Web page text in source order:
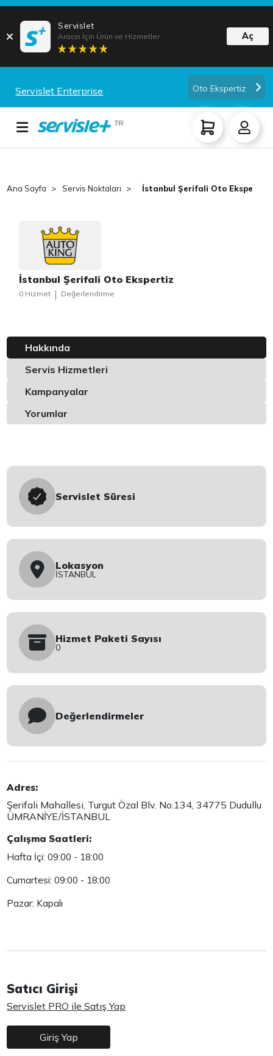
Servislet
Aracın İçin Ürün ve Hizmetler Aç
Servislet Enterprise Oto Ekspertiz
TR
Ana Sayfa Servis Noktaları İstanbul Şerifali Oto Ekspertiz
İstanbul Şerifali Oto Ekspertiz
0 Hizmet Değerlendirme
Hakkında
Servis Hizmetleri
Kampanyalar
Yorumlar
Servislet Süresi
Lokasyon
İSTANBUL
Hizmet Paketi Sayısı
0
Değerlendirmeler
Adres:
Şerifali Mahallesi, Turgut Özal Blv. No:134, 34775 Dudullu
ÜMRANİYE/İSTANBUL
Çalışma Saatleri:
Hafta İçi: 09:00 - 18:00
Cumartesi: 09:00 - 18:00
Pazar: Kapalı
Satıcı Girişi
Servislet PRO ile Satış Yap
Giriş Yap